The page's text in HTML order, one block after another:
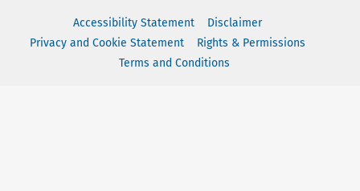
Accessibility Statement
Disclaimer
Privacy and Cookie Statement
Rights & Permissions
Terms and Conditions